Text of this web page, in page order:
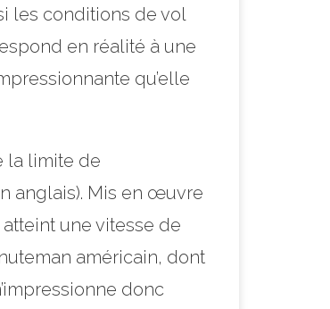
les conditions de vol
en réalité à une
qu’elle
la limite de
anglais). Mis en œuvre
atteint une vitesse de
américain, dont
donc